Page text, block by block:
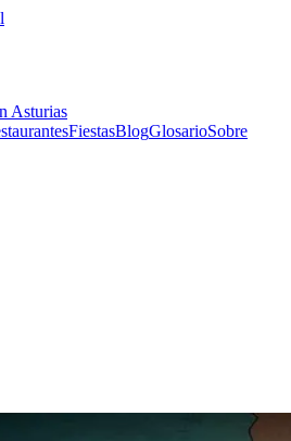
Asturias
FiestasBlogGlosarioSobre